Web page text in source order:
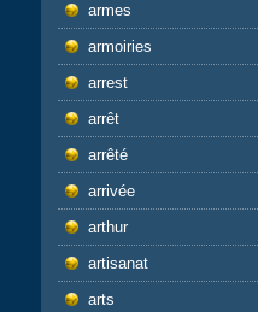
armes
armoiries
arrest
arrêt
arrêté
arrivée
arthur
artisanat
arts